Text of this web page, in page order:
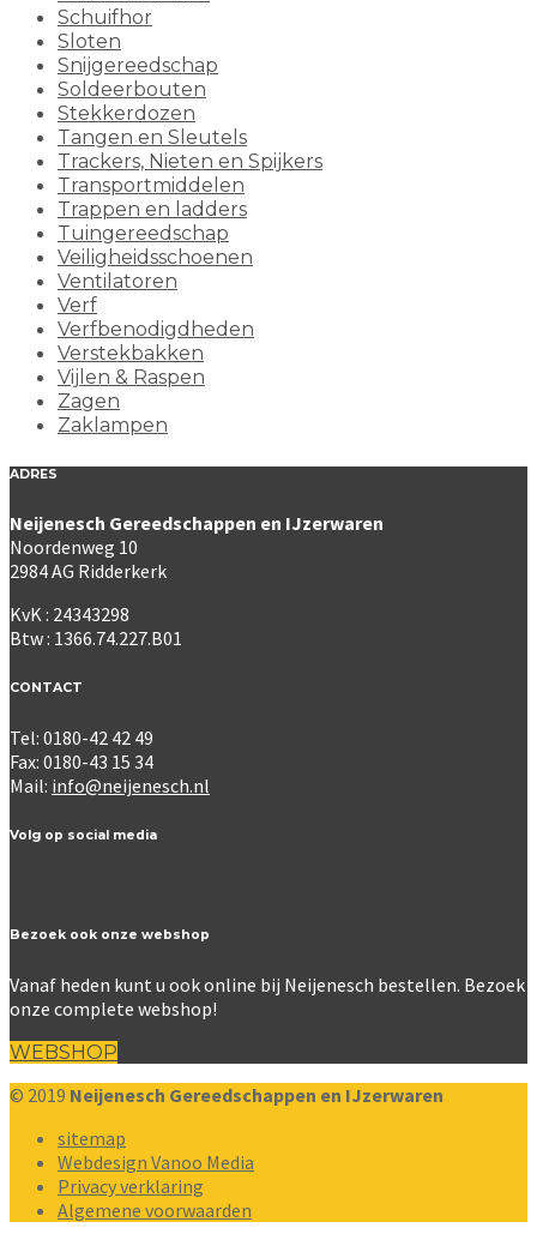
Schuifhor
Sloten
Snijgereedschap
Soldeerbouten
Stekkerdozen
Tangen en Sleutels
Trackers, Nieten en Spijkers
Transportmiddelen
Trappen en ladders
Tuingereedschap
Veiligheidsschoenen
Ventilatoren
Verf
Verfbenodigdheden
Verstekbakken
Vijlen & Raspen
Zagen
Zaklampen
ADRES
Neijenesch Gereedschappen en IJzerwaren
Noordenweg 10
2984 AG Ridderkerk
KvK : 24343298
Btw : 1366.74.227.B01
CONTACT
Tel: 0180-42 42 49
Fax: 0180-43 15 34
Mail: info@neijenesch.nl
Volg op social media
Bezoek ook onze webshop
Vanaf heden kunt u ook online bij Neijenesch bestellen. Bezoek
onze complete webshop!
WEBSHOP
© 2019 Neijenesch Gereedschappen en IJzerwaren
sitemap
Webdesign Vanoo Media
Privacy verklaring
Algemene voorwaarden